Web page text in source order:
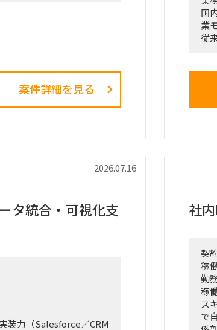
ーとの連携およびディレ
顕在・潜在課題の整理
料の作成およびプレゼン
料化
定
管理
ンテーション支援
案件詳細を見る
国
業
従
る
IT
実
■
富
ど
の
経
接
2026.07.16
タ統合・可視化支
装力（Salesforce／CRM
社
契
稼
勤
稼
ス
で